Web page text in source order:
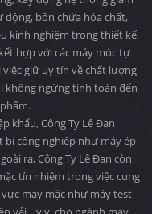
động, bồn chứa hóa chất,
kinh nghiệm trong thiết kế,
hợp với các máy móc tự
giữ uy tín về chất lượng
không ngừng tính toán đến
khẩu, Công Ty Lê Đan
bị công nghiệp như máy ép
ra, Công Ty Lê Đan còn
tín nhiệm trong việc cung
may mặc như máy test